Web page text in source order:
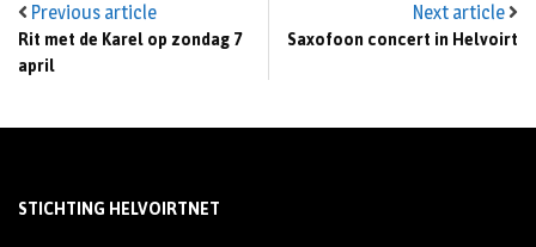
Previous article
Rit met de Karel op zondag 7
april
Next article
Saxofoon concert in Helvoirt
STICHTING HELVOIRTNET